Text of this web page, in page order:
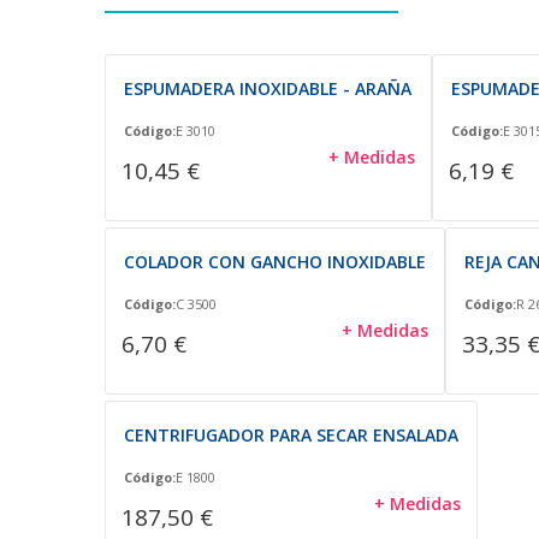
ESPUMADERA INOXIDABLE - ARAÑA
Código:E 3010
10,45 € + Medidas
Código:E
6,19 €
COLADOR CON GANCHO INOXIDABLE
Código:C 3500
6,70 € + Medidas
REJA
Código:R
33,35 €
CENTRIFUGADOR PARA SECAR ENSALADA
Código:E 1800
187,50 € + Medidas